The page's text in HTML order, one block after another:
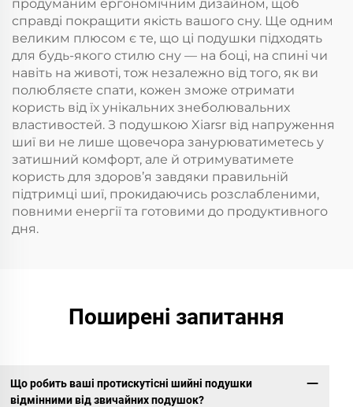
продуманим ергономічним дизайном, щоб
справді покращити якість вашого сну. Ще одним
великим плюсом є те, що ці подушки підходять
для будь-якого стилю сну — на боці, на спині чи
навіть на животі, тож незалежно від того, як ви
полюбляєте спати, кожен зможе отримати
користь від їх унікальних знеболювальних
властивостей. З подушкою Xiarsr від напруження
шиї ви не лише щовечора занурюватиметесь у
затишний комфорт, але й отримуватимете
користь для здоров’я завдяки правильній
підтримці шиї, прокидаючись розслабленими,
повними енергії та готовими до продуктивного
дня.
Поширені запитання
Що робить ваші протискутісні шийні подушки
відмінними від звичайних подушок?